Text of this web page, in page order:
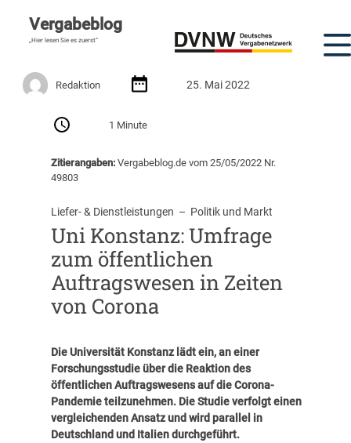
Vergabeblog
„Hier lesen Sie es zuerst“
Redaktion 25. Mai 2022
1 Minute
Zitierangaben:Vergabeblog.de vom 25/05/2022 Nr.
49803
Liefer- & Dienstleistungen
  –
Politik und Markt
Uni Konstanz: Umfrage
zum öffentlichen
Auftragswesen in Zeiten
von Corona
Die Universität Konstanz lädt ein, an einer
Forschungsstudie über die Reaktion des
öffentlichen Auftragswesens auf die Corona-
Pandemie teilzunehmen. Die Studie verfolgt einen
vergleichenden Ansatz und wird parallel in
Deutschland und Italien durchgeführt.